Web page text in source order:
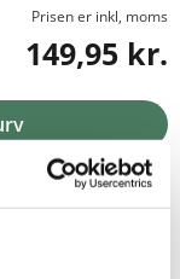
Prisen er inkl, moms
149,95 kr.